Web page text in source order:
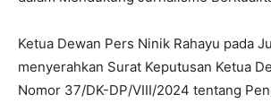
Ketua Dewan Pers Ninik Rahayu pada
menyerahkan Surat Keputusan Ketua
Nomor 37/DK-DP/VIII/2024 tentang